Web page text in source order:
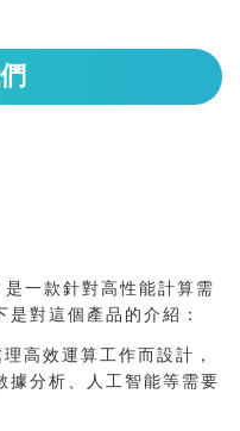
一款針對高性能計算需
對這個產品的介紹：
高效運算工作而設計，
據分析、人工智能等需要